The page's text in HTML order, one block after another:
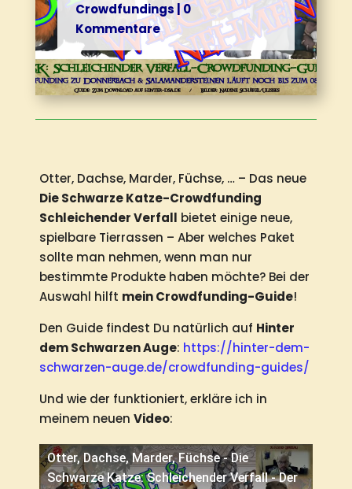
Crowdfundings|0
Kommentare
Otter, Dachse, Marder, Füchse, … – Das neue
Die Schwarze Katze-Crowdfunding
Schleichender Verfall bietet einige neue,
spielbare Tierrassen – Aber welches Paket
sollte man nehmen, wenn man nur
bestimmte Produkte haben möchte? Bei der
Auswahl hilft mein Crowdfunding-Guide!
Den Guide findest Du natürlich auf Hinter
dem Schwarzen Auge: https://hinter-dem-
schwarzen-auge.de/crowdfunding-guides/
Und wie der funktioniert, erkläre ich in
meinem neuen Video:
Otter, Dachse, Marder, Füchse - Die
Schwarze Katze: Schleichender Verfall - Der